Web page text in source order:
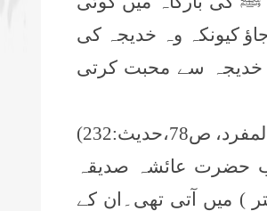
کیونکہ وہ خدیجہ کی
خدیجہ سے محبت کرتی
ص78،حدیث:232)
عائشہ صدیقہ
) میں آتی تھی۔ان کے